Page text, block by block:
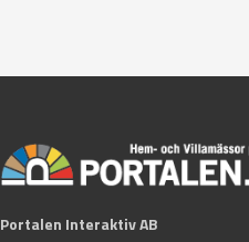
Portalen Interaktiv AB